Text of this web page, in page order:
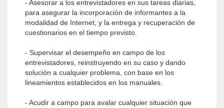
- Asesorar a los entrevistadores en sus tareas diarias,
para asegurar la incorporación de informantes a la
modalidad de Internet, y la entrega y recuperación de
cuestionarios en el tiempo previsto.
- Supervisar el desempeño en campo de los
entrevistadores, reinstruyendo en su caso y dando
solución a cualquier problema, con base en los
lineamientos establecidos en los manuales.
- Acudir a campo para avalar cualquier situación que